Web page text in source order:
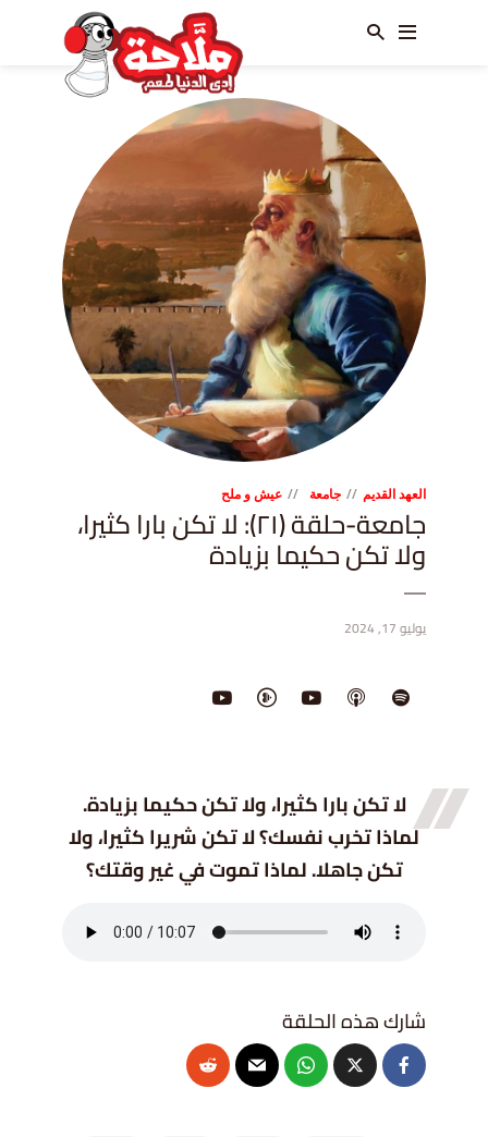
العهد القديم جامعة عيش و ملح
جامعة-حلقة (٢١): لا تكن بارا كثيرا،
ولا تكن حكيما بزيادة
يوليو 17, 2024
لا تكن بارا كثيرا، ولا تكن حكيما بزيادة.
لماذا تخرب نفسك؟ لا تكن شريرا كثيرا، ولا
تكن جاهلا. لماذا تموت في غير وقتك؟